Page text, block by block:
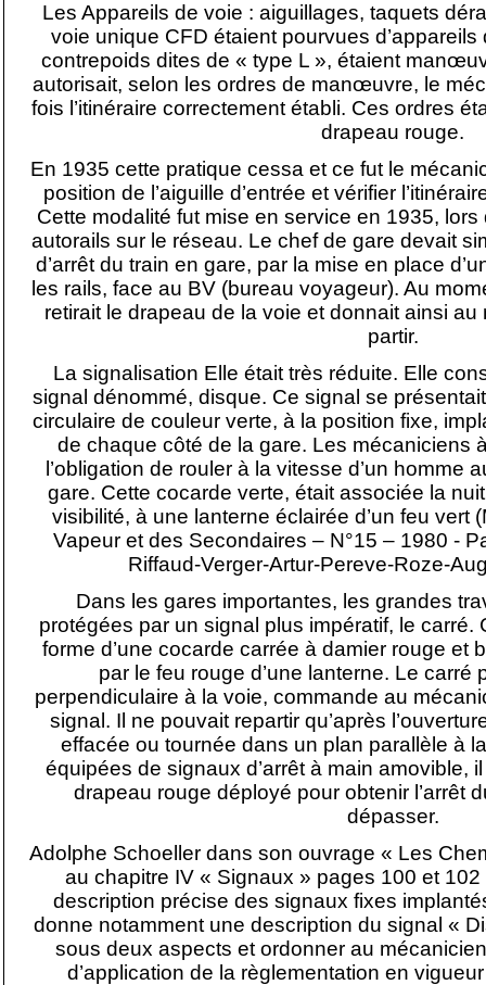
Les Appareils de voie : aiguillages, taquets
voie unique CFD étaient pourvues
contrepoids dites de « type L », étaient
autorisait, selon les ordres de manœuvre, le
fois l’itinéraire correctement établi. Ces ordres
drapeau rouge.
En 1935 cette pratique cessa et ce fut le
position de l’aiguille d’entrée et vérifier
Cette modalité fut mise en service en 1935,
autorails sur le réseau. Le chef de gare devait
d’arrêt du train en gare, par la mise en place
les rails, face au BV (bureau voyageur). Au
retirait le drapeau de la voie et donnait ainsi au
partir.
La signalisation Elle était très réduite. Elle
signal dénommé, disque. Ce signal se
circulaire de couleur verte, à la position fixe,
de chaque côté de la gare. Les mécaniciens
l’obligation de rouler à la vitesse d’un homme
gare. Cette cocarde verte, était associée la
visibilité, à une lanterne éclairée d’un feu vert
Vapeur et des Secondaires – N°15 – 1980 -
Riffaud-Verger-Artur-Pereve-Roze-
Dans les gares importantes, les grandes
protégées par un signal plus impératif, le carré.
forme d’une cocarde carrée à damier rouge et
par le feu rouge d’une lanterne. Le carré
perpendiculaire à la voie, commande au
signal. Il ne pouvait repartir qu’après
effacée ou tournée dans un plan parallèle à
équipées de signaux d’arrêt à main amovible,
drapeau rouge déployé pour obtenir l’arrêt
dépasser.
Adolphe Schoeller dans son ouvrage « Les
au chapitre IV « Signaux » pages 100 et
description précise des signaux fixes
donne notamment une description du signal «
sous deux aspects et ordonner au
d’application de la règlementation en